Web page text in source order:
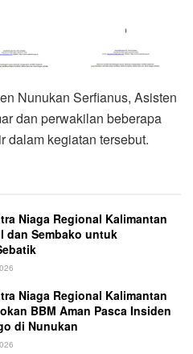
Nunukan Serfianus, Asisten
dan perwakilan beberapa
dalam kegiatan tersebut.
Niaga Regional Kalimantan
dan Sembako untuk
Niaga Regional Kalimantan
BBM Aman Pasca Insiden
di Nunukan